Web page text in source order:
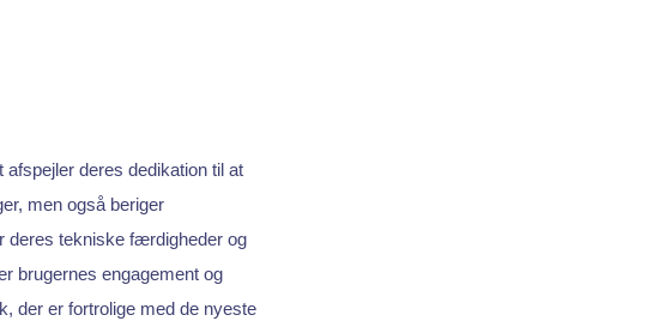
deres dedikation til at
men også beriger
deres tekniske færdigheder og
brugernes engagement og
der er fortrolige med de nyeste